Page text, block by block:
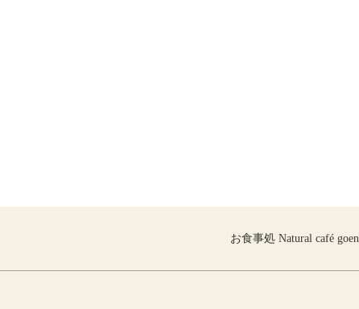
お食事処 Natural café goen